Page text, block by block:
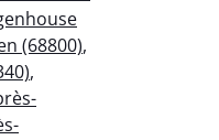
(68800),
,